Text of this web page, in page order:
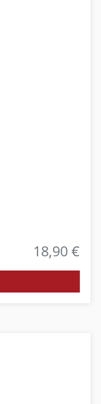
18,90 €